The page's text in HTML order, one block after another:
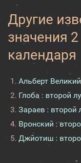
Другие
значения
календаря
Альберт
Глоба : второй
Зараев : второй
Вронский :
Джйотиш :